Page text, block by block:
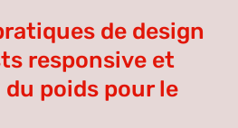
de design
responsive et
poids pour le